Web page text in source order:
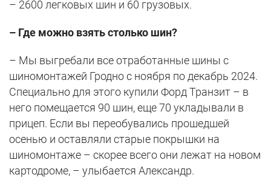
– 2600 легковых шин и 60 грузовых.
– Где можно взять столько шин?
– Мы выгребали все отработанные шины с
шиномонтажей Гродно с ноября по декабрь 2024.
Специально для этого купили Форд Транзит – в
него помещается 90 шин, еще 70 укладывали в
прицеп. Если вы переобувались прошедшей
осенью и оставляли старые покрышки на
шиномонтаже – скорее всего они лежат на новом
картодроме, – улыбается Александр.